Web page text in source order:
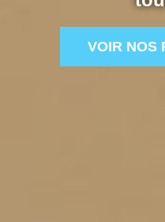
VOIR NOS